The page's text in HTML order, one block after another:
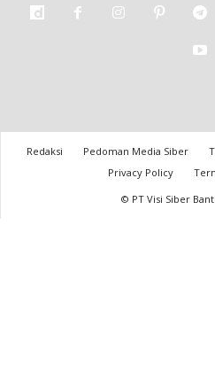
Redaksi Pedoman Media Siber
Privacy Policy
© PT Visi Siber